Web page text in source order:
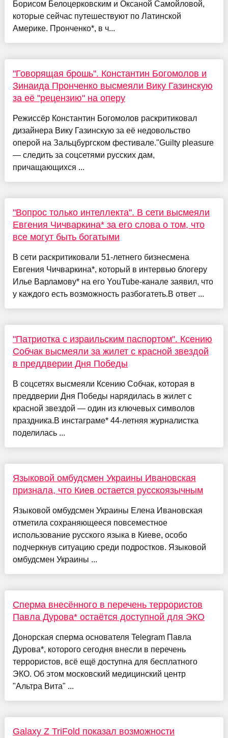
Борисом Белоцерковским и Оксаной Самойловой,
которые сейчас путешествуют по Латинской
Америке. Пронченко*, в ч...
"Говорящая брошь". Константин Богомолов и
Зинаида Пронченко высмеяли Вику Газинскую
за её "рецензию" на оперу
Режиссёр Константин Богомолов раскритиковал
дизайнера Вику Газинскую за её недовольство
оперой на Зальцбургском фестивале."Guilty pleasure
— следить за соцсетями русских дам,
причащающихся ...
"Вопрос только интеллекта". В сети высмеяли
Евгения Чичваркина* за его слова о том, что
все могут быть богатыми
В сети раскритиковали 51-летнего бизнесмена
Евгения Чичваркина*, который в интервью блогеру
Илье Варламову* на его YouTube-канале заявил, что
у каждого есть возможность разбогатеть.В ответ ...
"Патриотка с израильским паспортом". Ксению
Собчак высмеяли за жилет с красной звездой
в преддверии Дня Победы
В соцсетях высмеяли Ксению Собчак, которая в
преддверии Дня Победы нарядилась в жилет с
красной звездой — один из ключевых символов
праздника.В инстаграме* 44-летняя журналистка
поделилась ...
Языковой омбудсмен Украины Ивановская
признала, что Киев остается русскоязычным
Языковой омбудсмен Украины Елена Ивановская
отметила сохраняющееся повсеместное
использование русского языка в Киеве, особо
подчеркнув ситуацию среди подростков. Языковой
омбудсмен Украины ...
Сперма внесённого в перечень террористов
Павла Дурова* остаётся доступной для ЭКО
Донорская сперма основателя Telegram Павла
Дурова*, которого сегодня внесли в перечень
террористов, всё ещё доступна для бесплатного
ЭКО. Об этом московский медицинский центр
"Альтра Вита" ...
Galaxy Z TriFold показал возможности